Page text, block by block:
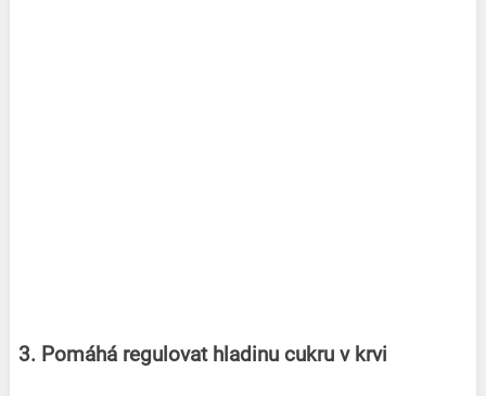
3. Pomáhá regulovat hladinu cukru v krvi